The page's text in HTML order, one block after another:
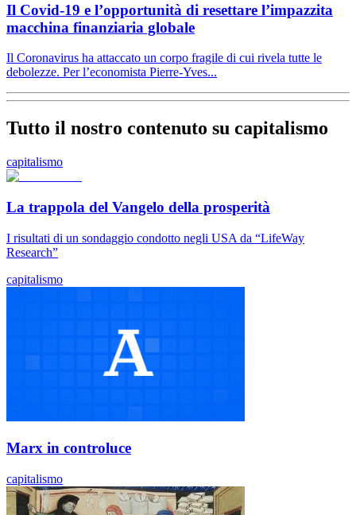
Il Covid-19 e l’opportunità di resettare l’impazzita
macchina finanziaria globale
Il Coronavirus ha attaccato un corpo fragile di cui rivela tutte le
debolezze. Per l’economista Pierre-Yves...
Tutto il nostro contenuto su capitalismo
capitalismo
La trappola del Vangelo della prosperità
I risultati di un sondaggio condotto negli USA da “LifeWay
Research”
capitalismo
Marx in controluce
capitalismo